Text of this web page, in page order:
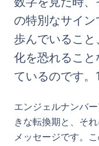
の特別なサイ
歩んでいるこ
化を恐れるこ
ているのです。
エンジェルナンバ
きな転換期と、そ
メッセージです。